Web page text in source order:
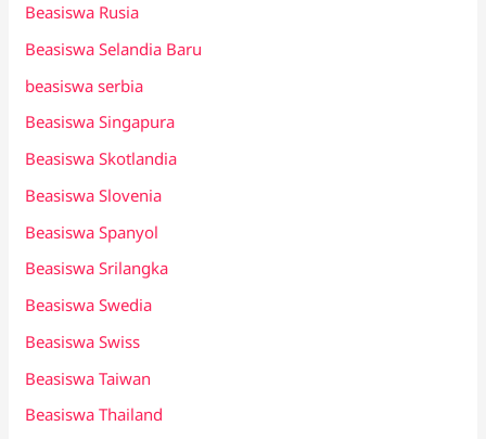
Beasiswa Rusia
Beasiswa Selandia Baru
beasiswa serbia
Beasiswa Singapura
Beasiswa Skotlandia
Beasiswa Slovenia
Beasiswa Spanyol
Beasiswa Srilangka
Beasiswa Swedia
Beasiswa Swiss
Beasiswa Taiwan
Beasiswa Thailand